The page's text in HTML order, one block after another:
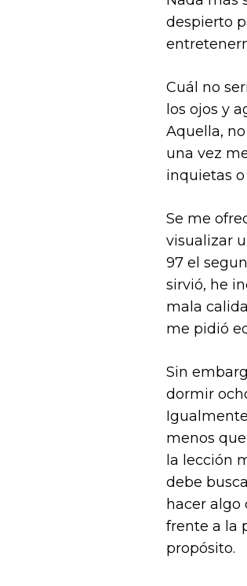
despierto
Cuál no
los ojos y
Aquella,
una vez
inquietas
Se me
visualizar
97 el
sirvió, he
mala
me pidió
Sin
dormir
menos
la lección
debe
hacer algo
frente a la
propósito.